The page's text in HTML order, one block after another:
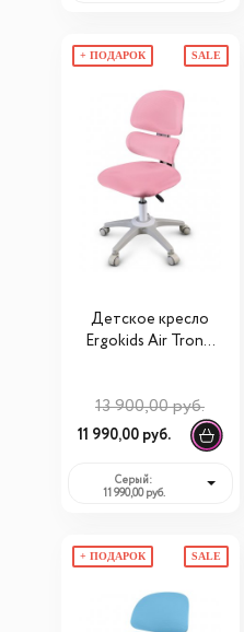
SALE
+ ПОДАРОК
Детское кресло
Ergokids Air Tronix
13 900,00 руб.
11 990,00 руб.
Серый:
11 990,00 руб.
SALE
+ ПОДАРОК